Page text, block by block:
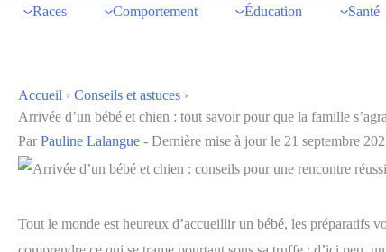
Races Comportement Éducation Santé
Accueil › Conseils et astuces ›
Arrivée d’un bébé et chien : tout savoir pour que la famille
Par Pauline Lalangue - Dernière mise à jour le 21 septembre
Tout le monde est heureux d’accueillir un bébé, les préparatifs